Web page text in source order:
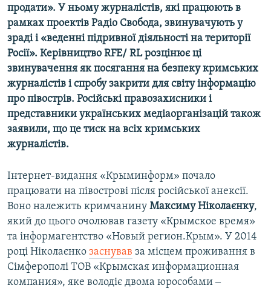
продати». У ньому журналістів, які працюють в
рамках проектів Радіо Свобода, звинувачують у
зраді і «веденні підривної діяльності на території
Росії». Керівництво RFE/ RL розцінює ці
звинувачення як посягання на безпеку кримських
журналістів і спробу закрити для світу інформацію
про півострів. Російські правозахисники і
представники українських медіаорганізацій також
заявили, що це тиск на всіх кримських
журналістів.
Інтернет-видання «Крыминформ» почало
працювати на півострові після російської анексії.
Воно належить кримчанину Максиму Ніколаєнку,
який до цього очолював газету «Крымское время»
та інформагентство «Новый регион.Крым». У 2014
році Ніколаєнко заснував за місцем проживання в
Сімферополі ТОВ «Крымская информационная
компания», яке володіє двома юрособами ‒